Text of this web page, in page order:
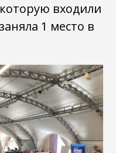
входили
1 место в